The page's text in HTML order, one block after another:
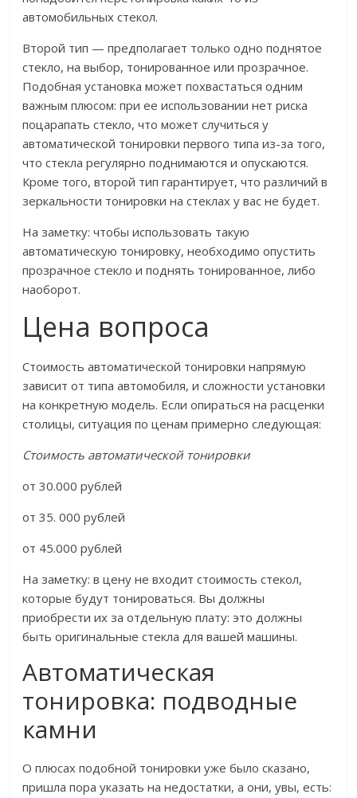
автомобильных стекол.
Второй тип — предполагает только одно поднятое
стекло, на выбор, тонированное или прозрачное.
Подобная установка может похвастаться одним
важным плюсом: при ее использовании нет риска
поцарапать стекло, что может случиться у
автоматической тонировки первого типа из-за того,
что стекла регулярно поднимаются и опускаются.
Кроме того, второй тип гарантирует, что различий в
зеркальности тонировки на стеклах у вас не будет.
На заметку: чтобы использовать такую
автоматическую тонировку, необходимо опустить
прозрачное стекло и поднять тонированное, либо
наоборот.
Цена вопроса
Стоимость автоматической тонировки напрямую
зависит от типа автомобиля, и сложности установки
на конкретную модель. Если опираться на расценки
столицы, ситуация по ценам примерно следующая:
Стоимость автоматической тонировки
от 30.000 рублей
от 35. 000 рублей
от 45.000 рублей
На заметку: в цену не входит стоимость стекол,
которые будут тонироваться. Вы должны
приобрести их за отдельную плату: это должны
быть оригинальные стекла для вашей машины.
Автоматическая
тонировка: подводные
камни
О плюсах подобной тонировки уже было сказано,
пришла пора указать на недостатки, а они, увы, есть: